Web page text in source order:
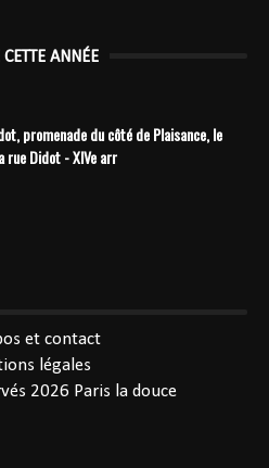
ANNÉE
promenade du côté de Plaisance, le
rue Didot - XIVe arr
et contact
légales
2026 Paris la douce